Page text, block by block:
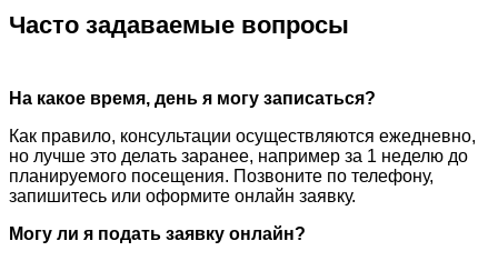
Часто задаваемые вопросы
На какое время, день я могу записаться?
Как правило, консультации осуществляются ежедневно,
но лучше это делать заранее, например за 1 неделю до
планируемого посещения. Позвоните по телефону,
запишитесь или оформите онлайн заявку.
Могу ли я подать заявку онлайн?